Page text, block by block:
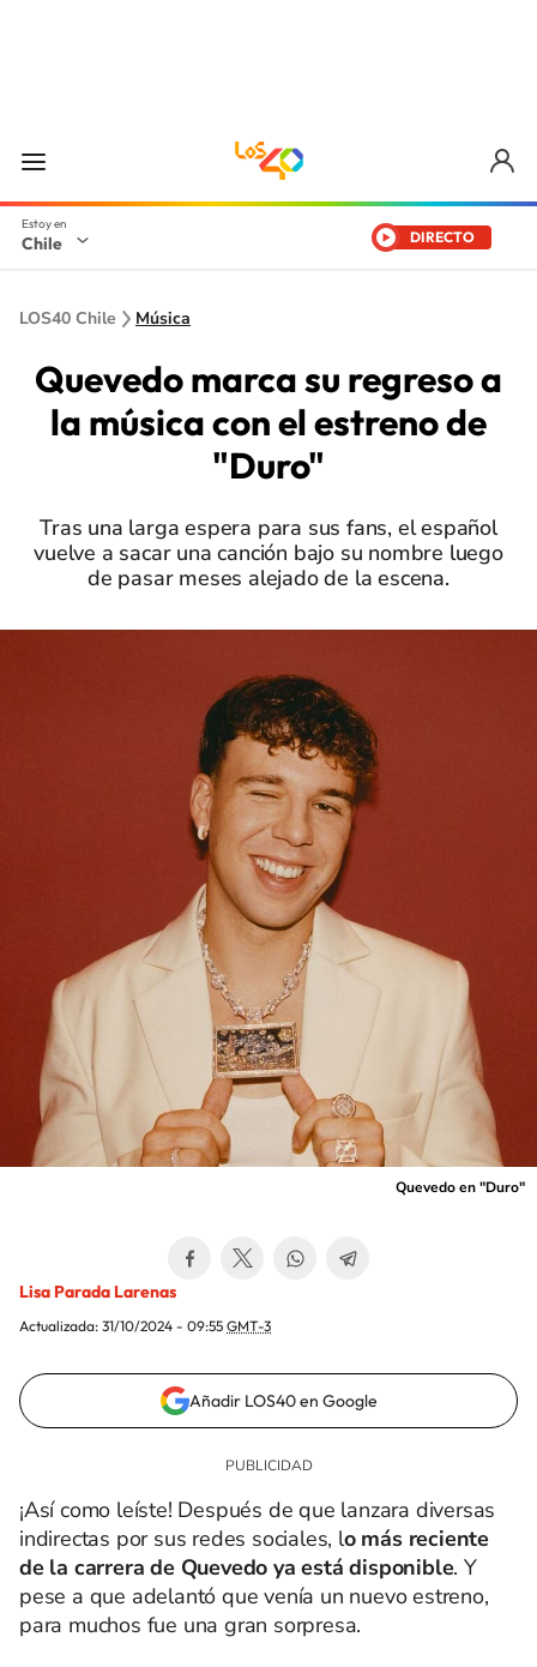
Chile DIRECTO
LOS40 Chile Música
Quevedo marca su regreso a
la música con el estreno de
"Duro"
Tras una larga espera para sus fans, el español
vuelve a sacar una canción bajo su nombre luego
de pasar meses alejado de la escena.
Quevedo en "Duro"
Lisa Parada Larenas
Actualizada: 31/10/2024 - 09:55 GMT-3
Añadir LOS40 en Google
¡Así como leíste! Después de que lanzara diversas
indirectas por sus redes sociales, lo más reciente
de la carrera de Quevedo ya está disponible. Y
pese a que adelantó que venía un nuevo estreno,
para muchos fue una gran sorpresa.